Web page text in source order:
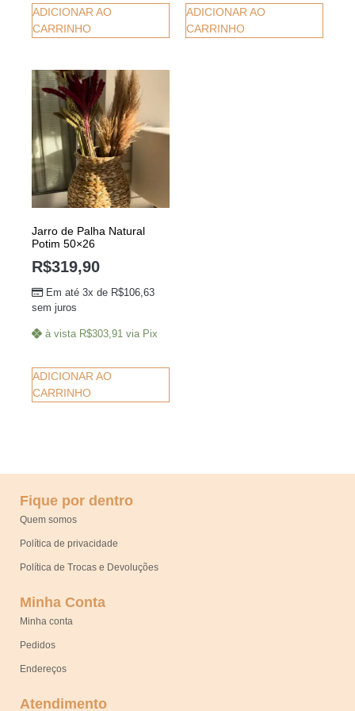
ADICIONAR AO
CARRINHO
ADICIONAR AO
CARRINHO
Jarro de Palha Natural
Potim 50×26
R$319,90
Em até 3x de R$106,63
sem juros
à vista R$303,91 via Pix
ADICIONAR AO
CARRINHO
Fique por dentro
Quem somos
Política de privacidade
Política de Trocas e Devoluções
Minha Conta
Minha conta
Pedidos
Endereços
Atendimento